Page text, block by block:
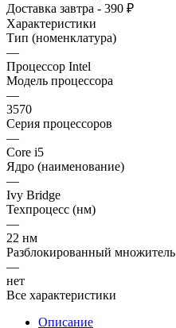
Доставка завтра - 390 ₽
Характеристики
Тип (номенклатура)
—
Процессор Intel
Модель процессора
—
3570
Серия процессоров
—
Core i5
Ядро (наименование)
—
Ivy Bridge
Техпроцесс (нм)
—
22 нм
Разблокированный множитель
—
нет
Все характеристики
Описание